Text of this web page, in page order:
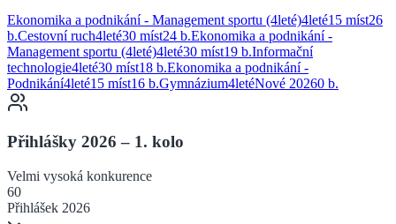
Ekonomika a podnikání - Management sportu (4leté)4leté15 míst26
b.Cestovní ruch4leté30 míst24 b.Ekonomika a podnikání -
Management sportu (4leté)4leté30 míst19 b.Informační
technologie4leté30 míst18 b.Ekonomika a podnikání -
Podnikání4leté15 míst16 b.Gymnázium4letéNové 20260 b.
Přihlášky 2026 – 1. kolo
Velmi vysoká konkurence
60
Přihlášek 2026